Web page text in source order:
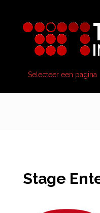
Selecteer een pagina
Stage